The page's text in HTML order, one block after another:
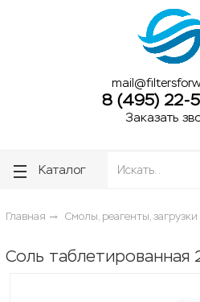
8 (495) 22-
Заказать
Каталог
Главная Смолы, реагенты, загрузки
Соль таблетированная